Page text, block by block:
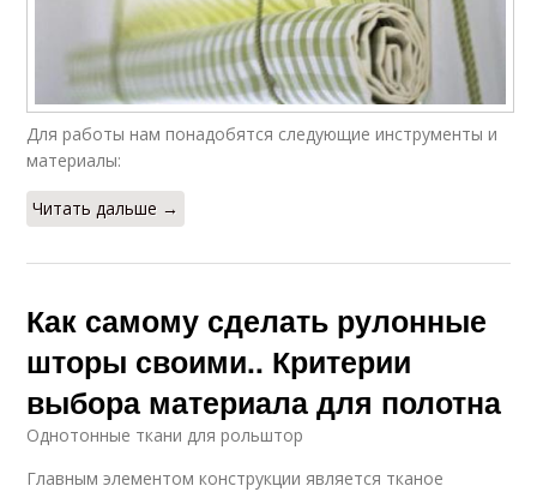
Для работы нам понадобятся следующие инструменты и
материалы:
Читать дальше →
Как самому сделать рулонные
шторы своими.. Критерии
выбора материала для полотна
Однотонные ткани для рольштор
Главным элементом конструкции является тканое